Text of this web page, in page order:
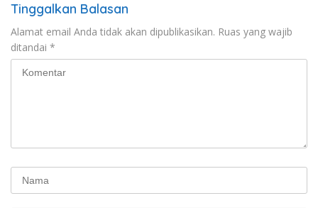
Tinggalkan Balasan
Alamat email Anda tidak akan dipublikasikan. Ruas yang wajib
ditandai *